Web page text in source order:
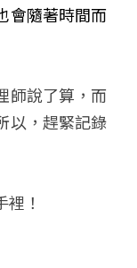
會隨著時間而
師說了算，而
以，趕緊記錄
！